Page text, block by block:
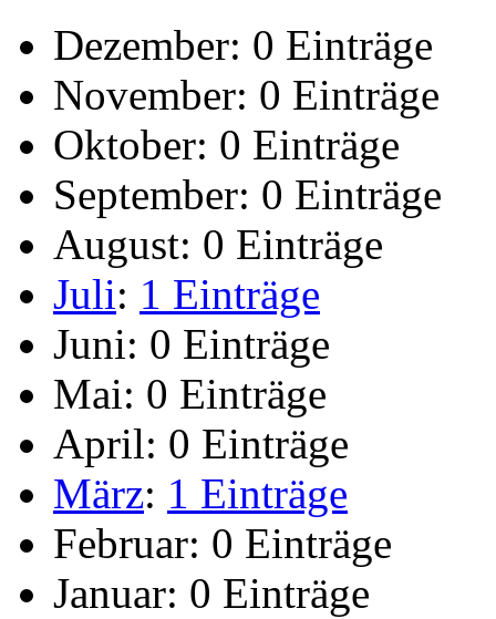
Dezember: 0 Einträge
November: 0 Einträge
Oktober: 0 Einträge
September: 0 Einträge
August: 0 Einträge
Juli: 1 Einträge
Juni: 0 Einträge
Mai: 0 Einträge
April: 0 Einträge
März: 1 Einträge
Februar: 0 Einträge
Januar: 0 Einträge